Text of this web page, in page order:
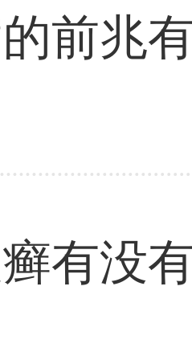
前兆
有没